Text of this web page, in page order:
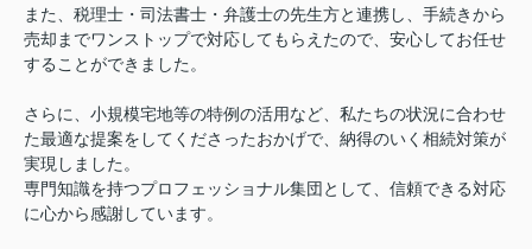
また、税理士・司法書士・弁護士の先生方と連携し、手続きから
売却までワンストップで対応してもらえたので、安心してお任せ
することができました。
さらに、小規模宅地等の特例の活用など、私たちの状況に合わせ
た最適な提案をしてくださったおかげで、納得のいく相続対策が
実現しました。
専門知識を持つプロフェッショナル集団として、信頼できる対応
に心から感謝しています。